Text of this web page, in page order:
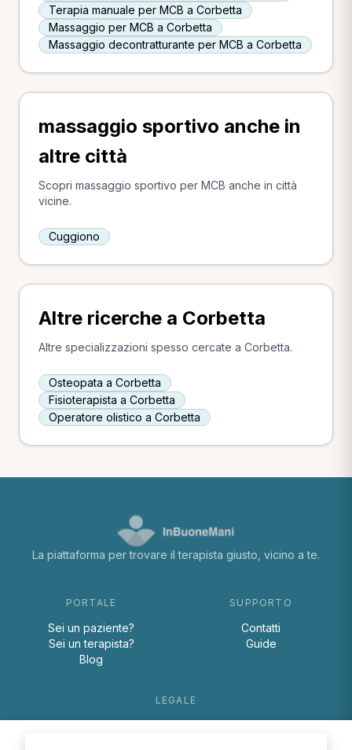
Terapia manuale per MCB a Corbetta
Massaggio per MCB a Corbetta
Massaggio decontratturante per MCB a Corbetta
massaggio sportivo anche in
altre città
Scopri massaggio sportivo per MCB anche in città
vicine.
Cuggiono
Altre ricerche a Corbetta
Altre specializzazioni spesso cercate a Corbetta.
Osteopata a Corbetta
Fisioterapista a Corbetta
Operatore olistico a Corbetta
La piattaforma per trovare il terapista giusto, vicino a te.
PORTALE
Sei un paziente?
Sei un terapista?
Blog
SUPPORTO
Contatti
Guide
LEGALE